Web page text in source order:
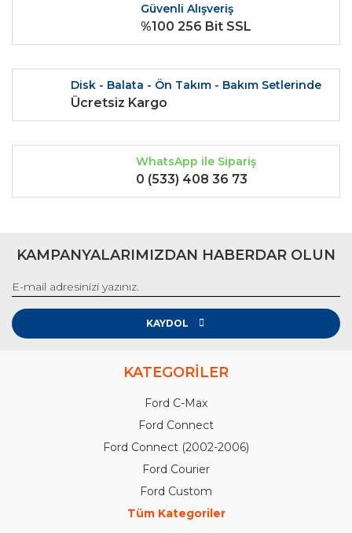
Güvenli Alışveriş
%100 256 Bit SSL
Disk - Balata - Ön Takım - Bakım Setlerinde
Ücretsiz Kargo
WhatsApp ile Sipariş
0 (533) 408 36 73
KAMPANYALARIMIZDAN HABERDAR OLUN
KAYDOL
KATEGORİLER
Ford C-Max
Ford Connect
Ford Connect (2002-2006)
Ford Courier
Ford Custom
Tüm Kategoriler